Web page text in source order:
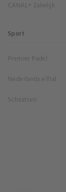
CANAL+ Zakelijk
Sport
Premier Padel
Nederlands elftal
Schaatsen